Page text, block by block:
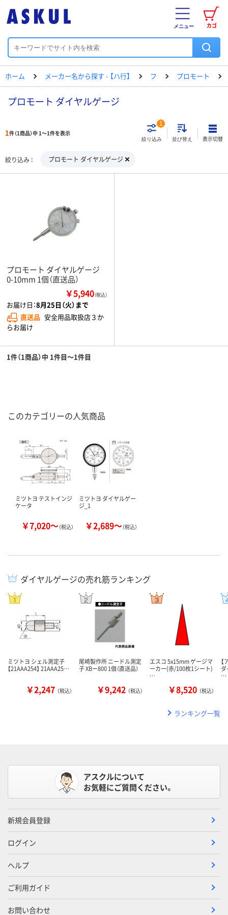
カゴ
メニュー
ホーム メーカー名から探す - 【ハ行】 フ プロモート
プロモート ダイヤルゲージ
1件（1商品）中 1～1件を表示
絞り込み
1
並び替え 表示切替
絞り込み プロモート ダイヤルゲージ
プロモート ダイヤルゲージ
0-10mm 1個（直送品）
￥5,940（税込）
お届け日：8月25日（火）まで
直送品 安全用品取扱店３か
らお届け
1件（1商品）中 1件目～1件目
このカテゴリーの人気商品
ミツトヨ テストインジ
ケータ
￥7,020～（税込）
ミツトヨ ダイヤルゲー
ジ_1
￥2,689～（税込）
ダイヤルゲージの売れ筋ランキング
ミツトヨ シェル測定子
【21AAA254】 21AAA25…
￥2,247 （税込）
尾崎製作所 ニードル測定
子 XBー800 1個（直送品）
￥9,242 （税込）
エスコ 5x15mm ゲージマ
ーカー(赤/100枚1シート)
…
￥8,520 （税込）
…
ランキング一覧
アスクルについて
お気軽にご質問ください。
新規会員登録
ログイン
ヘルプ
ご利用ガイド
お問い合わせ